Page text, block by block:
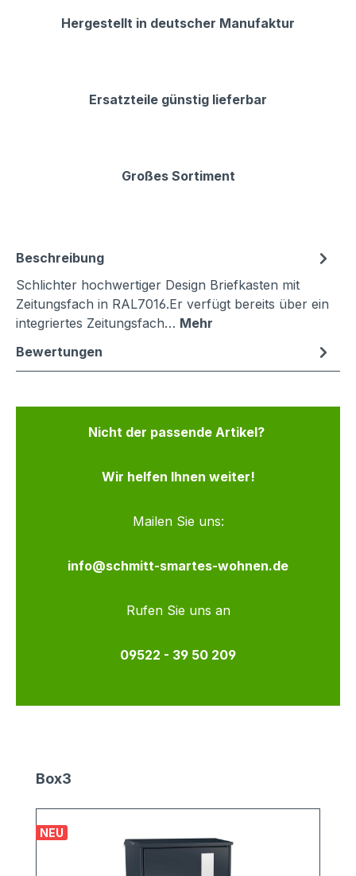
Hergestellt in deutscher Manufaktur
Ersatzteile günstig lieferbar
Großes Sortiment
Beschreibung
Schlichter hochwertiger Design Briefkasten mit
Zeitungsfach in RAL7016.Er verfügt bereits über ein
integriertes Zeitungsfach… Mehr
Bewertungen
Nicht der passende Artikel?
Wir helfen Ihnen weiter!
Mailen Sie uns:
info@schmitt-smartes-wohnen.de
Rufen Sie uns an
09522 - 39 50 209
Produktgalerie überspringen
Box3
NEU